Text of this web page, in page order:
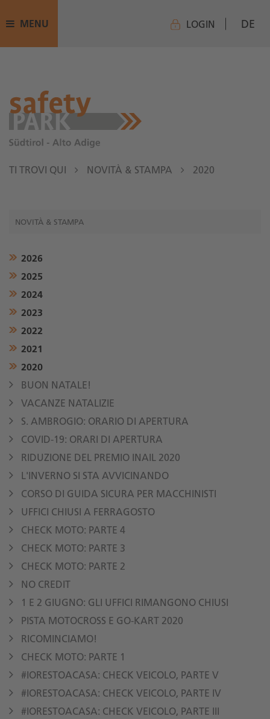
MENU LOGIN DE
TI TROVI QUI NOVITÀ & STAMPA 2020
NOVITÀ & STAMPA
2026
2025
2024
2023
2022
2021
2020
BUON NATALE!
VACANZE NATALIZIE
S. AMBROGIO: ORARIO DI APERTURA
COVID-19: ORARI DI APERTURA
RIDUZIONE DEL PREMIO INAIL 2020
L'INVERNO SI STA AVVICINANDO
CORSO DI GUIDA SICURA PER MACCHINISTI
UFFICI CHIUSI A FERRAGOSTO
CHECK MOTO: PARTE 4
CHECK MOTO: PARTE 3
CHECK MOTO: PARTE 2
NO CREDIT
1 E 2 GIUGNO: GLI UFFICI RIMANGONO CHIUSI
PISTA MOTOCROSS E GO-KART 2020
RICOMINCIAMO!
CHECK MOTO: PARTE 1
#IORESTOACASA: CHECK VEICOLO, PARTE V
#IORESTOACASA: CHECK VEICOLO, PARTE IV
#IORESTOACASA: CHECK VEICOLO, PARTE III